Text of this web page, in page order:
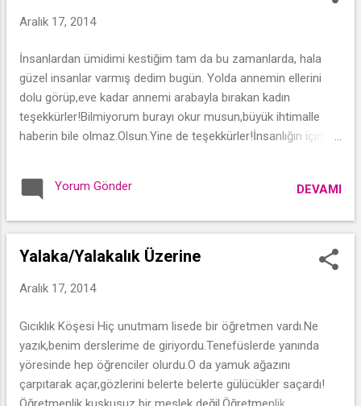
Aralık 17, 2014
İnsanlardan ümidimi kestiğim tam da bu zamanlarda, hala
güzel insanlar varmış dedim bugün. Yolda annemin ellerini
dolu görüp,eve kadar annemi arabayla bırakan kadın
teşekkürler!Bilmiyorum burayı okur musun,büyük ihtimalle
haberin bile olmaz.Olsun.Yine de teşekkürler!İnsanlığın için
Saçlı Kız
Yorum Gönder DEVAMI
Yalaka/Yalakalık Üzerine
Aralık 17, 2014
Gıcıklık Köşesi Hiç unutmam lisede bir öğretmen vardı.Ne
yazık,benim derslerime de giriyordu.Tenefüslerde yanında
yöresinde hep öğrenciler olurdu.O da yamuk ağazını
çarpıtarak açar,gözlerini belerte belerte gülücükler saçardı!